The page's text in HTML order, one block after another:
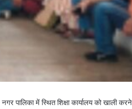
पालिका में स्थित शिक्षा कार्यालय को खाली